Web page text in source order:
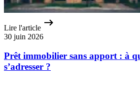
Lire l'article
30 juin 2026
Prêt immobilier sans apport : à
s’adresser ?